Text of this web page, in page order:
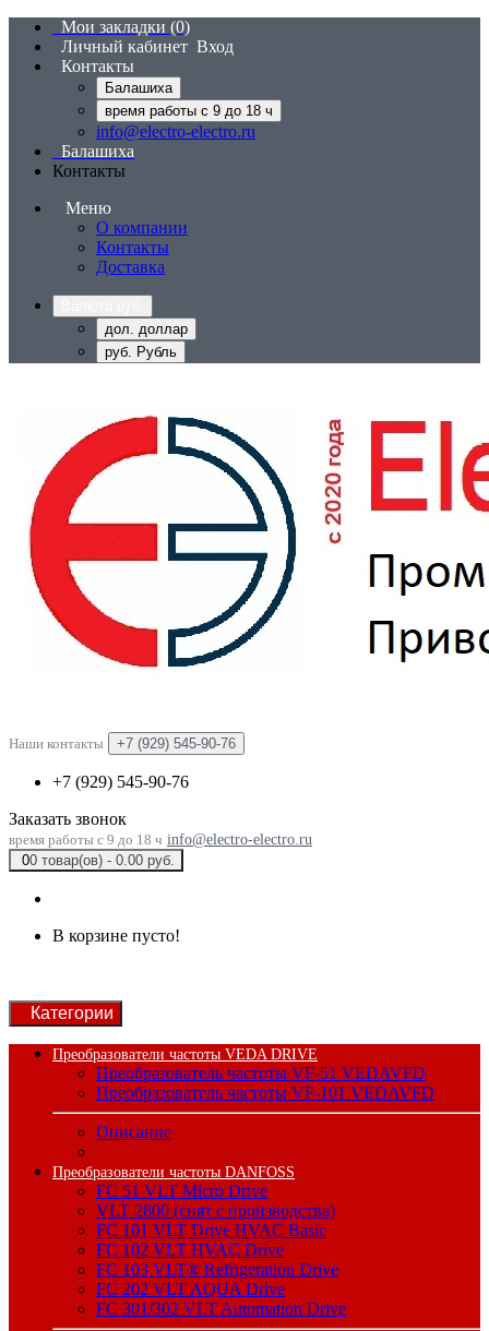
Мои закладки (0)
Личный кабинет Вход
Контакты
Балашиха
время работы с 9 до 18 ч
info@electro-electro.ru
Балашиха
Контакты
Меню
О компании
Контакты
Доставка
дол. доллар
руб. Рубль
Наши контакты +7 (929) 545-90-76
+7 (929) 545-90-76
Заказать звонок
время работы с 9 до 18 ч info@electro-electro.ru
00 товар(ов) - 0.00 руб.
В корзине пусто!
Категории
Преобразователи частоты VEDA DRIVE
Преобразователь частоты VF-51 VEDAVFD
Преобразователь частоты VF-101 VEDAVFD
Описание
Преобразователи частоты DANFOSS
FC 51 VLT Micro Drive
VLT 2800 (снят с производства)
FC 101 VLT Drive HVAC Basic
FC 102 VLT HVAC Drive
FC 103 VLT® Refrigeration Drive
FC 202 VLT AQUA Drive
FC 301/302 VLT Automation Drive